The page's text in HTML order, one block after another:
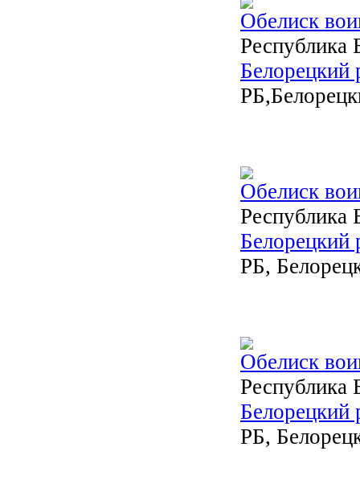
Обелиск
Республика
Белорецкий
Обелиск
Республика
Белорецкий
РБ,
Обелиск
Республика
Белорецкий
РБ,